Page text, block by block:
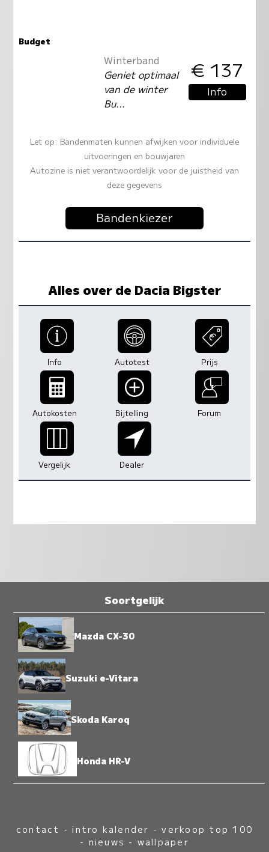
Budget
Winterband
Geniet optimaal
van de winter
Bu...
€ 137
Info
Let op: Bandenmaten kunnen afwijken voor individuele
uitvoeringen en bouwjaren
Autozine is niet verantwoordelijk voor de juistheid van
deze gegevens
Bandenkiezer
Alles over de Dacia Bigster
Info Autotest Prijs
Autokosten Bijtelling Forum
Vergelijk Dealer
Soortgelijk
Mazda CX-30
Suzuki e-Vitara
Skoda Karoq
Honda HR-V
contact -intro kalender -verkoop top 100
- nieuws - wallpaper